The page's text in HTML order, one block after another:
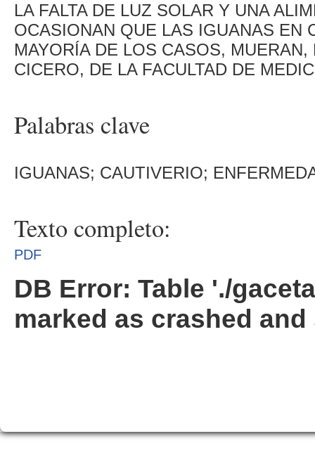
LA FALTA DE LUZ SOLAR Y UNA
OCASIONAN QUE LAS IGUANAS EN
MAYORÍA DE LOS CASOS,
CICERO, DE LA FACULTAD DE
Palabras clave
IGUANAS; CAUTIVERIO;
Texto completo:
PDF
DB Error: Table './
marked as crashed